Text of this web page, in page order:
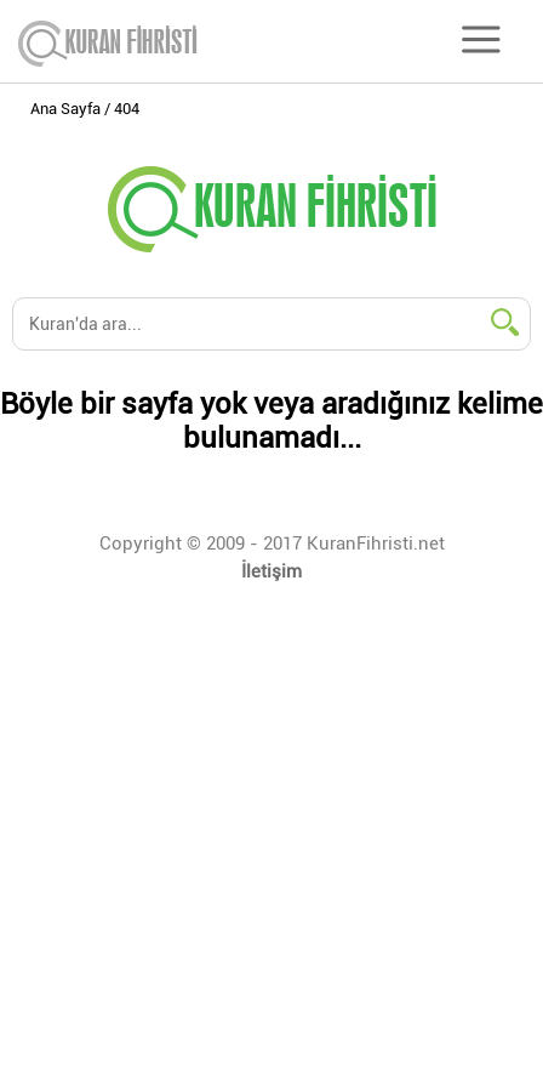
Ana Sayfa 404
Böyle bir sayfa yok veya aradığınız kelime
bulunamadı...
Copyright © 2009 - 2017 KuranFihristi.net
İletişim